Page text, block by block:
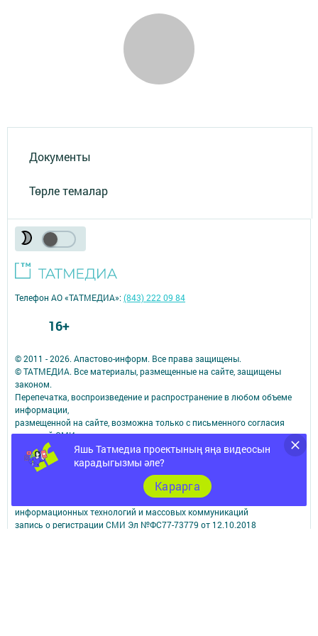
Документы
Төрле темалар
Яшь Татмедиа проектының яңа видеосын
карадыгызмы әле?
Карарга
© 2011 - 2026. Апастово-информ. Все права защищены.
© ТАТМЕДИА. Все материалы, размещенные на сайте, защищены
законом.
Перепечатка, воспроизведение и распространение в любом объеме
информации,
размещенной на сайте, возможна только с письменного согласия
редакций СМИ.
При поддержке Республиканского агентства по печати и массовым
коммуникациям.
Наименование СМИ: Апастово-информ
СМИ зарегистрировано Федеральной службой по надзору в сфере
информационных технологий и массовых коммуникаций
запись о регистрации СМИ Эл №ФС77-73779 от 12.10.2018
Телефон АО «ТАТМЕДИА»:(843) 222 09 84
16+